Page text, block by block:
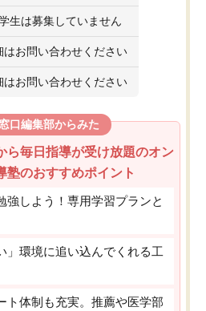
生は募集していません
はお問い合わせください
はお問い合わせください
口編集部からみた
ら毎日指導が受け放題のオン
塾のおすすめポイント
強しよう！専用学習プランと
」環境に追い込んでくれる工
ト体制も充実。推薦や医学部